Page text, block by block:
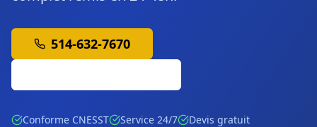
514-632-7670
Conforme CNESST Service 24/7
Devis gratuit